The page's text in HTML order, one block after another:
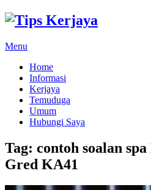
Menu
Home
Informasi
Kerjaya
Temuduga
Umum
Hubungi Saya
Tag: contoh soalan
Gred KA41